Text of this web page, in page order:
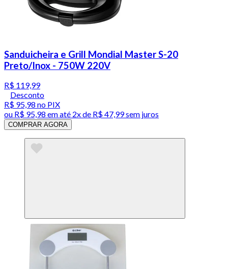
Sanduicheira e Grill Mondial Master S-20
Preto/Inox - 750W 220V
R$ 119,99
Desconto
R$ 95,98 no PIX
ou R$ 95,98 em até 2x de R$ 47,99 sem juros
COMPRAR AGORA